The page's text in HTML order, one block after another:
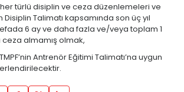
türlü disiplin ve ceza düzenlemeleri ve
Talimatı kapsamında son üç yıl
6 ay ve daha fazla ve/veya toplam 1
ceza almamış olmak,
Antrenör Eğitimi Talimatı’na uygun